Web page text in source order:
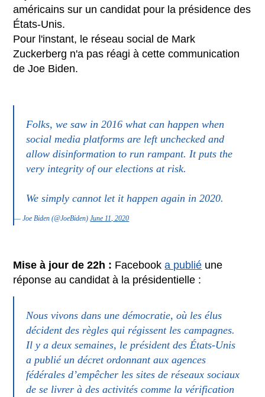
américains sur un candidat pour la présidence des
États-Unis.
Pour l'instant, le réseau social de Mark
Zuckerberg n'a pas réagi à cette communication
de Joe Biden.
Folks, we saw in 2016 what can happen when
social media platforms are left unchecked and
allow disinformation to run rampant. It puts the
very integrity of our elections at risk.
We simply cannot let it happen again in 2020.
— Joe Biden (@JoeBiden)June 11, 2020
Mise à jour de 22h : Facebooka publié une
réponse au candidat à la présidentielle :
Nous vivons dans une démocratie, où les élus
décident des règles qui régissent les campagnes.
Il y a deux semaines, le président des États-Unis
a publié un décret ordonnant aux agences
fédérales d’empêcher les sites de réseaux sociaux
de se livrer à des activités comme la vérification